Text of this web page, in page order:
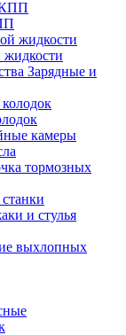
жидкости
Зарядные и
камеры
тормозных
и стулья
выхлопных